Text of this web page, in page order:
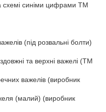
схемі синіми цифрами TM
(під розвальні болти)
та верхні важелі (TM
важелів (виробник
(малий) (виробник